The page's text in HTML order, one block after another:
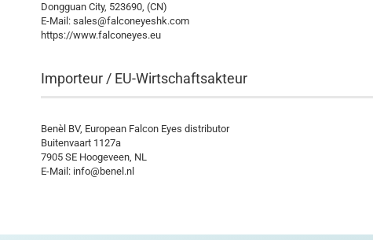
Dongguan City, 523690, (CN)
E-Mail: sales@falconeyeshk.com
https://www.falconeyes.eu
Importeur / EU-Wirtschaftsakteur
Benèl BV, European Falcon Eyes distributor
Buitenvaart 1127a
7905 SE Hoogeveen, NL
E-Mail: info@benel.nl